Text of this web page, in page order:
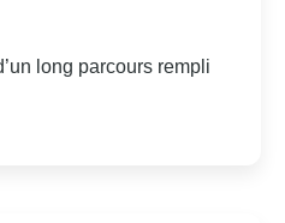
long parcours rempli